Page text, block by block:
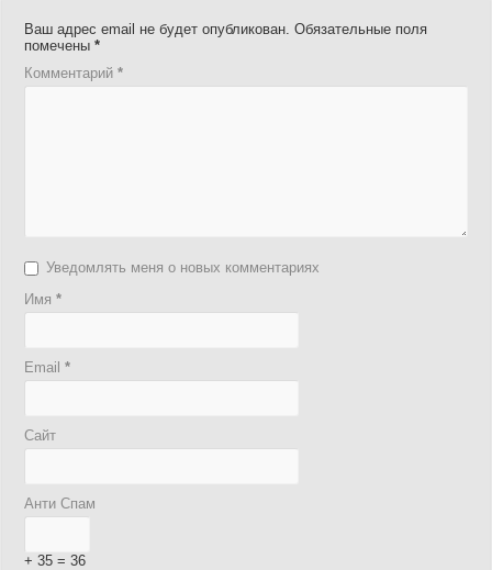
Ваш адрес email не будет опубликован. Обязательные поля
помечены*
Комментарий*
Уведомлять меня о новых комментариях
Имя*
Email*
Сайт
Анти Спам
+ 35 = 36